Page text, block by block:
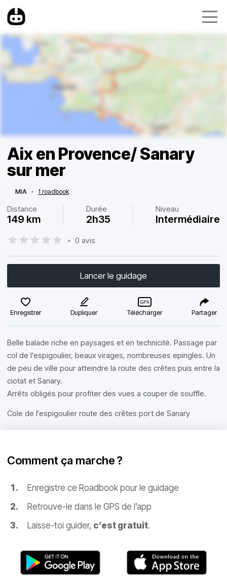
Aix en Provence/ Sanary
sur mer
MIA • 1 roadbook
Distance
149 km
Durée
2h35
Niveau
Intermédiaire
• 0 avis
Lancer le guidage
Enregistrer Dupliquer Télécharger Partager
Belle balade riche en paysages et en technicité. Passage par
col de l'espigoulier, beaux virages, nombreuses epingles. Un
de peu de ville pour atteindre la route des crêtes puis entre la
ciotat et Sanary.
Arrêts obligés pour profiter des vues a couper de souffle.
Cole de l'espigoulier route des crêtes port de Sanary
Comment ça marche ?
Enregistre ce Roadbook pour le guidage
Retrouve-le dans le GPS de l’app
Laisse-toi guider, c’est gratuit.